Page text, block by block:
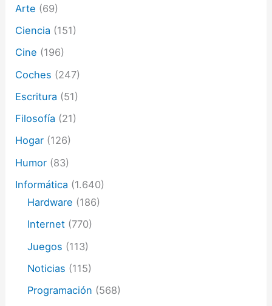
r
n
c
Arte (69)
Ciencia (151)
Cine (196)
Coches (247)
Escritura (51)
Filosofía (21)
Hogar (126)
Humor (83)
Informática (1.640)
Hardware (186)
Internet (770)
Juegos (113)
Noticias (115)
Programación (568)